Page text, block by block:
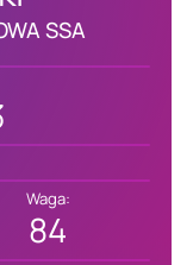
SSA
Waga:
84